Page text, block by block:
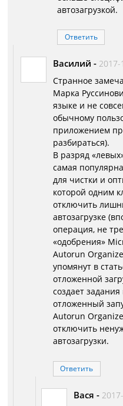
автозагрузкой.
Ответить
Василий - 2017-
Странное
Марка
языке и не
обычному
приложением
разбираться).
В разряд
самая
для чистки и
которой одним
отключить
автозагрузке
операция, не
«одобрения»
Autorun
упомянут в
отложенной
создает
отложенный
Autorun
отключить
автозагрузки.
Ответить
Вася -